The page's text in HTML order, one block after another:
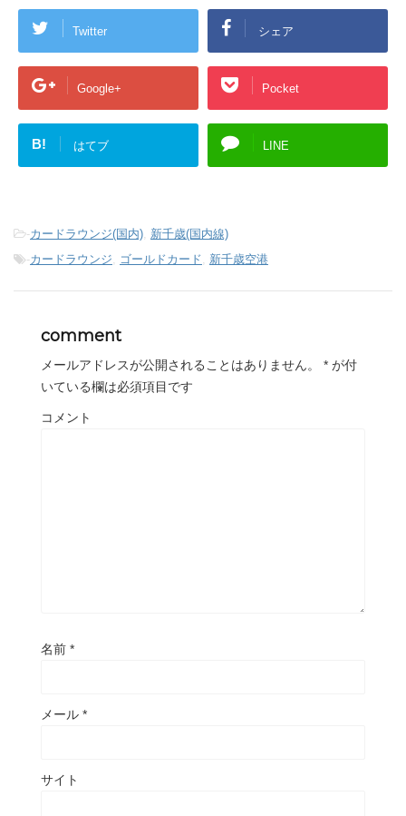
Twitter シェア
Google+ Pocket
B! はてブ LINE
-カードラウンジ(国内), 新千歳(国内線)
-カードラウンジ, ゴールドカード, 新千歳空港
comment
メールアドレスが公開されることはありません。 * が付
いている欄は必須項目です
コメント
名前 *
メール *
サイト